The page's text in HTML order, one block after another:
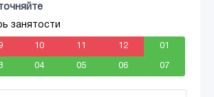
занятости
10 11 12 01
04 05 06 07